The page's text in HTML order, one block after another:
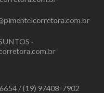
-
/(19) 97408-7902